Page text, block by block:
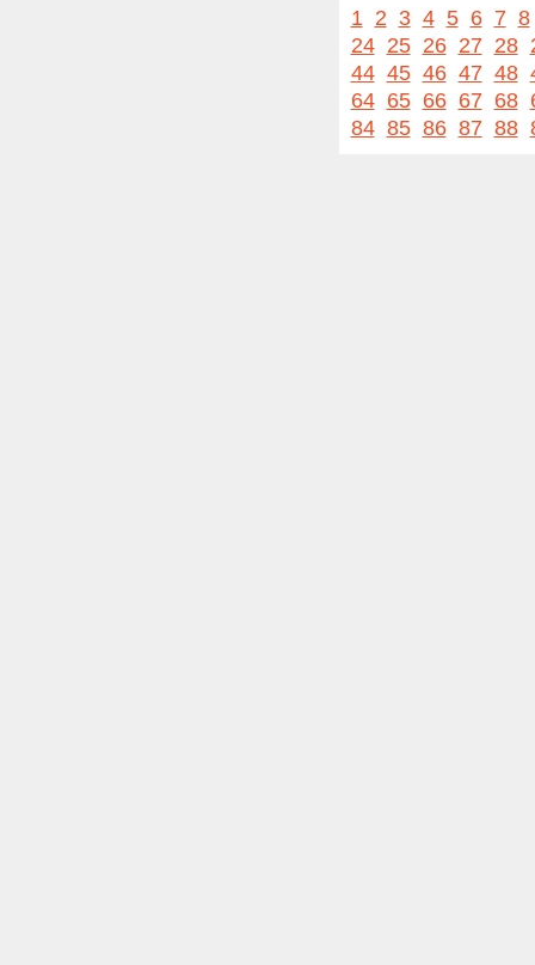
1 2 3 4 5 6 7 8
24 25 26 27 28
44 45 46 47 48
64 65 66 67 68
84 85 86 87 88